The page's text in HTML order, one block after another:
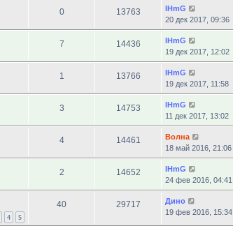
0 13763
IHmG
20 дек 2017, 09:36
7 14436
IHmG
19 дек 2017, 12:02
1 13766
IHmG
19 дек 2017, 11:58
3 14753
IHmG
11 дек 2017, 13:02
4 14461
Волна
18 май 2016, 21:06
2 14652
IHmG
24 фев 2016, 04:41
4 5
40 29717
Дино
19 фев 2016, 15:34